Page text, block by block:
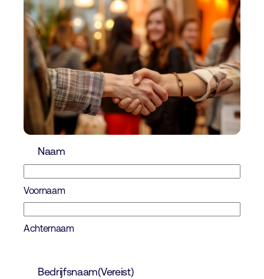
Naam
Voornaam
Achternaam
Bedrijfsnaam(Vereist)